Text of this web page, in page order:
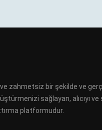
ve zahmetsiz bir şekilde ve
sağlayan, alıcıyı ve
platformudur.